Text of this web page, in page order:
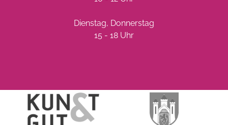
Dienstag, Donnerstag
15 - 18 Uhr